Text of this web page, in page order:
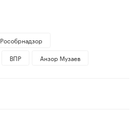
Рособрнадзор
ВПР Анзор Музаев